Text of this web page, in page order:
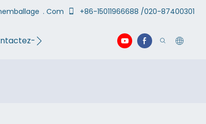
. Com +86-15011966688 /020-87400301
nous